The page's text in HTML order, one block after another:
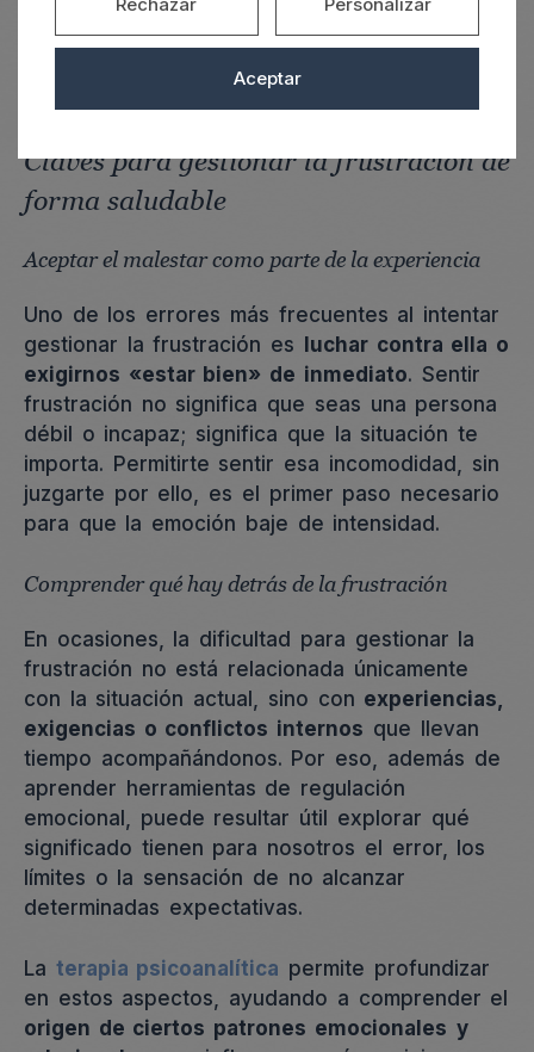
Claves para gestionar la frustración de
forma saludable
Aceptar el malestar como parte de la experiencia
Uno de los errores más frecuentes al intentar
gestionar la frustración es luchar contra ella o
exigirnos «estar bien» de inmediato. Sentir
frustración no significa que seas una persona
débil o incapaz; significa que la situación te
importa. Permitirte sentir esa incomodidad, sin
juzgarte por ello, es el primer paso necesario
para que la emoción baje de intensidad.
Comprender qué hay detrás de la frustración
En ocasiones, la dificultad para gestionar la
frustración no está relacionada únicamente
con la situación actual, sino con experiencias,
exigencias o conflictos internos que llevan
tiempo acompañándonos. Por eso, además de
aprender herramientas de regulación
emocional, puede resultar útil explorar qué
significado tienen para nosotros el error, los
límites o la sensación de no alcanzar
determinadas expectativas.
La terapia psicoanalítica permite profundizar
en estos aspectos, ayudando a comprender el
origen de ciertos patrones emocionales y
Aceptar